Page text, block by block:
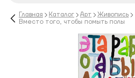
Главная Каталог Арт
Живопись
Вместо того, чтобы помыть полы